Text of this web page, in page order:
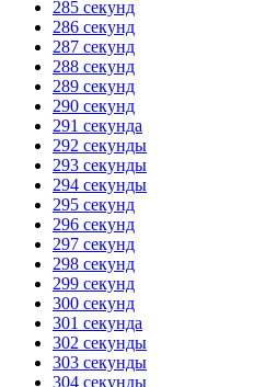
285 секунд
286 секунд
287 секунд
288 секунд
289 секунд
290 секунд
291 секунда
292 секунды
293 секунды
294 секунды
295 секунд
296 секунд
297 секунд
298 секунд
299 секунд
300 секунд
301 секунда
302 секунды
303 секунды
304 секунды